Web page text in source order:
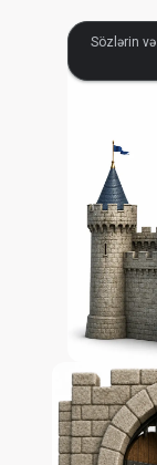
Sözlərin